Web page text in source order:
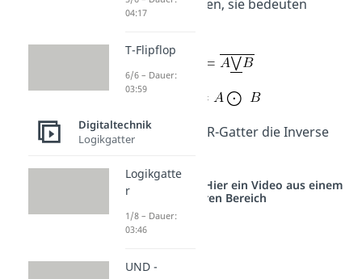
aber nicht verwirren, sie bedeuten
Damit ist das XNOR-Gatter die Inverse
Studyflix vernetzt: Hier ein Video aus einem
anderen Bereich
04:17
T-Flipflop
6/6 – Dauer:
03:59
Digitaltechnik
Logikgatter
Logikgatte
r
1/8 – Dauer:
03:46
UND -